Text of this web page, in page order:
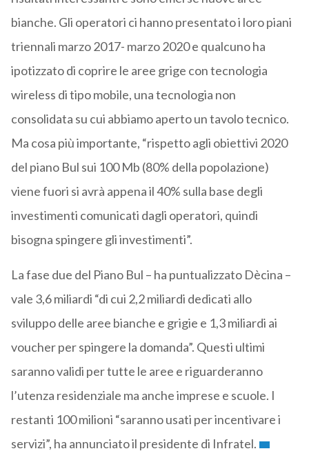
bianche. Gli operatori ci hanno presentato i loro piani
triennali marzo 2017- marzo 2020 e qualcuno ha
ipotizzato di coprire le aree grige con tecnologia
wireless di tipo mobile, una tecnologia non
consolidata su cui abbiamo aperto un tavolo tecnico.
Ma cosa più importante, “rispetto agli obiettivi 2020
del piano Bul sui 100 Mb (80% della popolazione)
viene fuori si avrà appena il 40% sulla base degli
investimenti comunicati dagli operatori, quindi
bisogna spingere gli investimenti”.
La fase due del Piano Bul – ha puntualizzato Dècina –
vale 3,6 miliardi “di cui 2,2 miliardi dedicati allo
sviluppo delle aree bianche e grigie e 1,3 miliardi ai
voucher per spingere la domanda”. Questi ultimi
saranno validi per tutte le aree e riguarderanno
l’utenza residenziale ma anche imprese e scuole. I
restanti 100 milioni “saranno usati per incentivare i
servizi”, ha annunciato il presidente di Infratel.